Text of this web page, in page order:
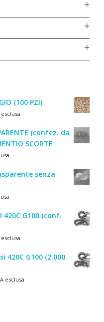
(100 PZI)
(confez. da
SCORTE
senza
420C G100 (conf.
420C G100 (2.000
esclusa